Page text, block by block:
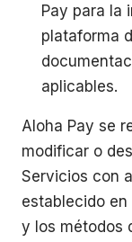
Pay para la
plataforma
aplicables.
Aloha Pay se
modificar o
Servicios con
establecido en
y los métodos